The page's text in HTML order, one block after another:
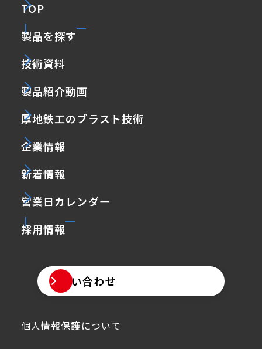
TOP
製品を探す
技術資料
製品紹介動画
厚地鉄工のブラスト技術
企業情報
新着情報
営業日カレンダー
採用情報
お問い合わせ
個人情報保護について